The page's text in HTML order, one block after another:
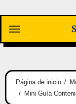
contenido
Página de inicio
Mini Guía